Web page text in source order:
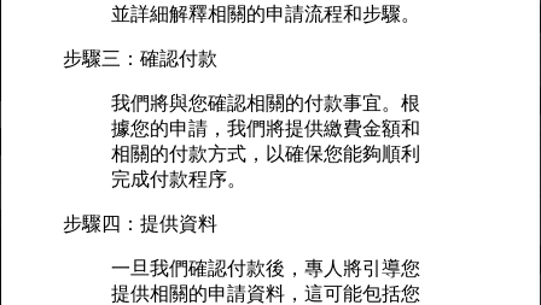
並詳細解釋相關的申請流程和步驟。
步驟三：確認付款
我們將與您確認相關的付款事宜。根
據您的申請，我們將提供繳費金額和
相關的付款方式，以確保您能夠順利
完成付款程序。
步驟四：提供資料
一旦我們確認付款後，專人將引導您
提供相關的申請資料，這可能包括您